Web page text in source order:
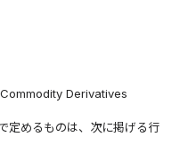
Derivatives
定めるものは、次に掲げる行